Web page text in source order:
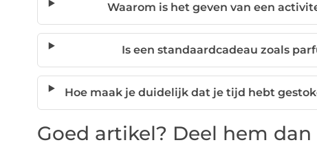
Waarom is het geven van een
Is een standaardcadeau zoals
Hoe maak je duidelijk dat je tijd hebt
Goed artikel? Deel hem dan